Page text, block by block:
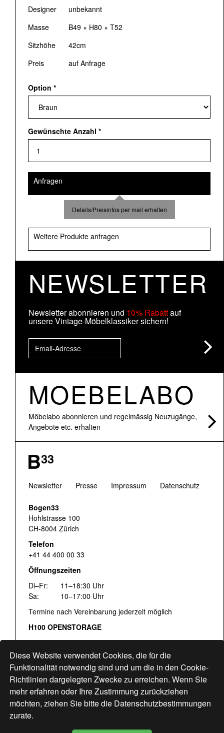
Diese Website verwendet Cookies, die für die
Funktionalität notwendig sind und um die in den Cookie-
Richtlinien dargelegten Zwecke zu erreichen. Wenn Sie
mehr erfahren oder Ihre Zustimmung zurückziehen
möchten, ziehen Sie bitte die Datenschutzbestimmungen
zurate.
Designer
unbekannt
Masse
B49 × H80 × T52
Sitzhöhe
42cm
Preis
auf Anfrage
Option *
Gewünschte Anzahl *
Anfragen
Details/Preisinfos per mail erhalten
Weitere Produkte anfragen
NEWSLETTER
Newsletter abonnieren und 10% Rabattauf
unsere Vintage-Möbelklassiker sichern!
MOEBELABO
Möbelabo abonnieren und regelmässig Neuzugänge,
Angebote etc. erhalten
Newsletter Presse Impressum Datenschutz
Bogen33
Hohlstrasse 100
CH-8004 Zürich
Telefon
+41 44 400 00 33
Öffnungszeiten
Di–Fr:
11–18:30 Uhr
Sa:
10–17:00 Uhr
Termine nach Vereinbarung jederzeit möglich
H100 OPENSTORAGE
Fr:
16:00–18:30 Uhr
Sa: 12:00–17:00 Uhr
Hohlstrasse 122
www.bogen33.ch